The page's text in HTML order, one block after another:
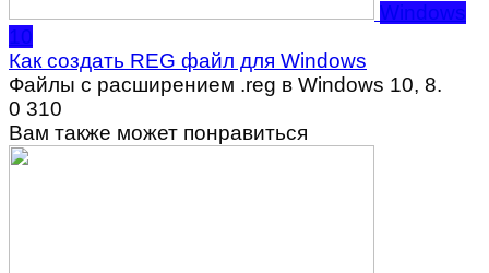
Windows
10
Как создать REG файл для Windows
Файлы с расширением .reg в Windows 10, 8.
0 310
Вам также может понравиться